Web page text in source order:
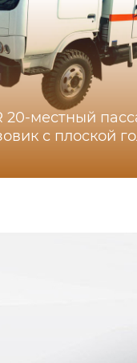
20-местный
с плоской